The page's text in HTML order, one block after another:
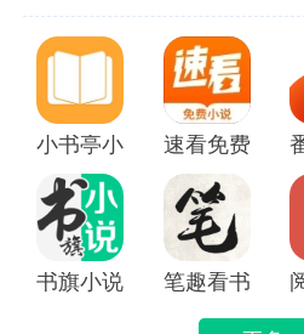
二，原游戏充值按以下比例转
色单日充值300元以上才可享受
①1-3000元按20%转入新游戏
②3001-9999元按30%转入新游
③10000元以上按50%转入新
1W的玩家一律都以最高限制
2， 其他游戏转入：
以下转游福利二选一：
一，转游后角色单日充值首
100%（要玩家在新角色单日
小说资源
大家排序
书软件！
小书亭小说 速看免费小说
书旗小说APP笔趣看书小说